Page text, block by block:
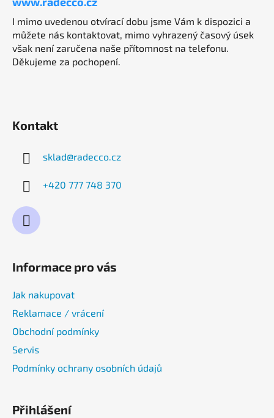
I mimo uvedenou otvírací dobu jsme Vám k dispozici a
můžete nás kontaktovat, mimo vyhrazený časový úsek
však není zaručena naše přítomnost na telefonu.
Děkujeme za pochopení.
Kontakt
sklad@radecco.cz
+420 777 748 370
Informace pro vás
Jak nakupovat
Reklamace / vrácení
Obchodní podmínky
Servis
Podmínky ochrany osobních údajů
Přihlášení